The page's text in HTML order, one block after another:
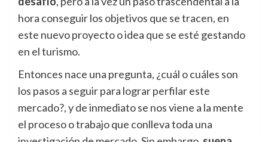
hora conseguir los objetivos que se tracen, en
este nuevo proyecto o idea que se esté gestando
en el turismo.
Entonces nace una pregunta, ¿cuál o cuáles son
los pasos a seguir para lograr perfilar este
mercado?, y de inmediato se nos viene a la mente
el proceso o trabajo que conlleva toda una